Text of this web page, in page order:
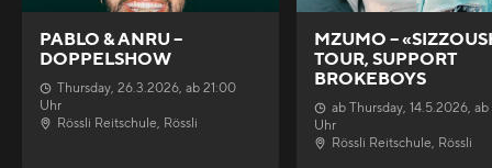
PABLO & ANRU –
DOPPELSHOW
Thursday, 26.3.2026, ab 21:00
Uhr
Rössli Reitschule, Rössli
MZUMO –
TOUR, SUPPORT
BROKEBOYS
ab Thursday, 14.5.2026, ab
Uhr
Rössli Reitschule, Rössli